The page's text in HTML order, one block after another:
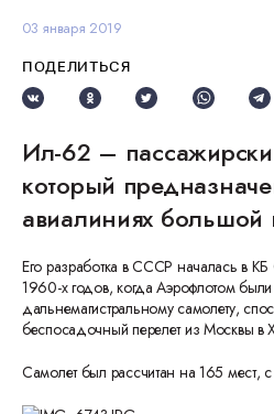
03 января 2019
ПОДЕЛИТЬСЯ
Ил-62 –
который
авиалиниях большой
Его разработка в СССР началась в
1960-х годов, когда Аэрофлотом
дальнемагистральному самолету,
беспосадочный перелет из Москвы в
Самолет был рассчитан на 165 мест,